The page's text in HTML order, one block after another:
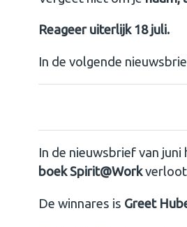
Reageer uiterlijk 18 juli.
In de volgende
In de nieuwsbrief van
boek Spirit@Work
De winnares is Greet